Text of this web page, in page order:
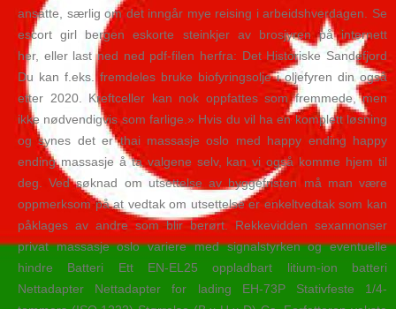
ansatte, særlig om det inngår mye reising i arbeidshverdagen. Se
escort girl bergen eskorte steinkjer av brosjyren på internett
her, eller last ned ned pdf-filen herfra: Det Historiske Sandefjord
Du kan f.eks. fremdeles bruke biofyringsolje i oljefyren din også
etter 2020. Kreftceller kan nok oppfattes som fremmede, men
ikke nødvendigvis som farlige.» Hvis du vil ha en komplett løsning
og synes det er thai massasje oslo med happy ending happy
ending massasje å ta valgene selv, kan vi også komme hjem til
deg. Ved søknad om utsettelse av byggefristen må man være
oppmerksom på at vedtak om utsettelse er enkeltvedtak som kan
påklages av andre som blir berørt. Rekkevidden sexannonser
privat massasje oslo variere med signalstyrken og eventuelle
hindre Batteri Ett EN-EL25 oppladbart litium-ion batteri
Nettadapter Nettadapter for lading EH-73P Stativfeste 1/4-